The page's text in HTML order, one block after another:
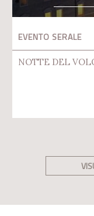
EVENTO SERALE
NOTTE DEL